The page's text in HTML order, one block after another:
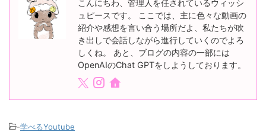
こんにちわ、管理人を任されているウィッシ
ュピースです。 ここでは、主に色々な動画の
紹介や感想を言い合う場所だよ、私たちが吹
き出しで会話しながら進行していくのでよろ
しくね。 あと、ブログの内容の一部には
OpenAIのChat GPTをしようしております。
-学べるYoutube